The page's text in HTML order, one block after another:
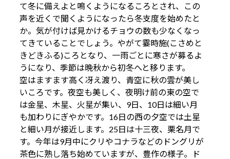
て冬に備えよと鳴くようになるころとされ、この
声を近くで聞くようになったら冬支度を始めたと
か。気が付けば見かけるチョウの数も少なくなっ
てきていることでしょう。やがて霎時施(こさめと
きどきふる)ころとなり、一雨ごとに寒さが募るよ
うになり、季節は晩秋から初冬へと移ります。
空はますます高く冴え渡り、青空に秋の雲が美し
いころです。夜空も美しく、夜明け前の東の空で
は金星、木星、火星が集い、9日、10日は細い月
も加わりにぎやかです。16日の西の夕空では土星
と細い月が接近します。25日は十三夜、栗名月で
す。今年は9月中にクリやコナラなどのドングリが
茶色に熟し落ち始めていますが、豊作の様子。ド